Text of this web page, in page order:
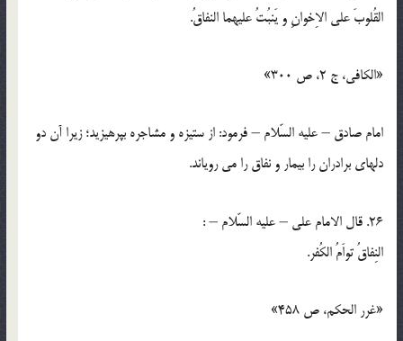
القُلوبَ علي الاِخوانِ و يَنبُتُ عليهما النفاقُ.
«الكافي، ج 2، ص 300»
امام صادق – عليه السّلام – فرمود: از ستيزه و مشاجره بپرهيزيد؛ زيرا آن دو
دلهاي برادران را بيمار و نفاق را مي روياند.
26. قال الامام علي – عليه السّلام – :
النِفاقُ تواَمُ الكُفر.
«غرر الحكم، ص 458»